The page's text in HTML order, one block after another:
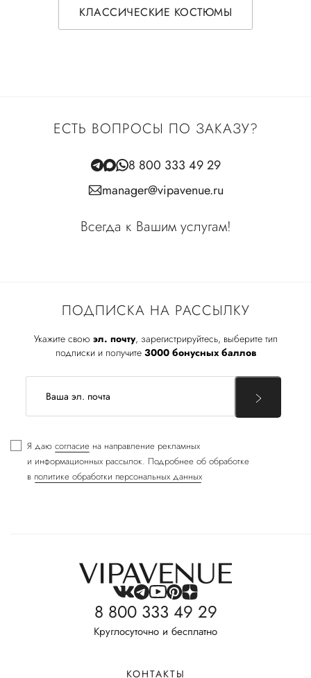
КЛАССИЧЕСКИЕ КОСТЮМЫ
ПОДПИСКА НА РАССЫЛКУ
Укажите свою эл. почту, зарегистрируйтесь, выберите тип
подписки и получите 3000 бонусных баллов
Я даю согласие на направление рекламных
и информационных рассылок. Подробнее об обработке
в политике обработки персональных данных
ЕСТЬ ВОПРОСЫ ПО ЗАКАЗУ?
8 800 333 49 29
manager@vipavenue.ru
Всегда к Вашим услугам!
8 800 333 49 29
Круглосуточно и бесплатно
КОНТАКТЫ